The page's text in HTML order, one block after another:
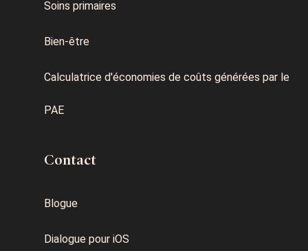
Soins primaires
Bien-être
Calculatrice d'économies de coûts générées par le
PAE
Contact
Blogue
Dialogue pour iOS